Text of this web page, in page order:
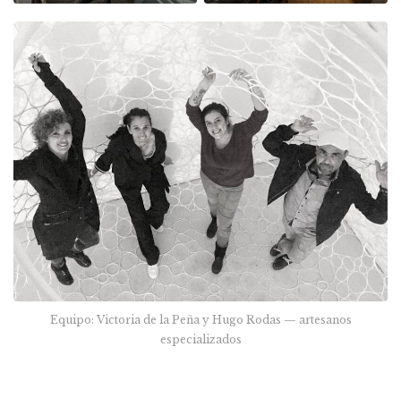
Equipo: Victoria de la Peña y Hugo Rodas — artesanos
especializados